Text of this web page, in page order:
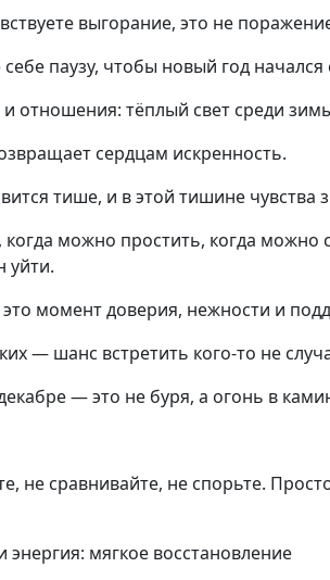
выгорание, это не
паузу, чтобы новый год
отношения: тёплый свет среди
сердцам искренность.
тише, и в этой тишине чувства
можно простить, когда можно
уйти.
момент доверия, нежности и
— шанс встретить кого-то не
— это не буря, а огонь в
не сравнивайте, не спорьте.
энергия: мягкое восстановление